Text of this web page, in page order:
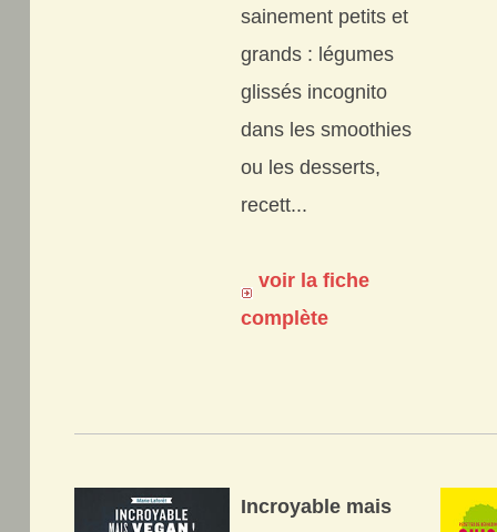
sainement petits et
grands : légumes
glissés incognito
dans les smoothies
ou les desserts,
recett...
voir la fiche
complète
Incroyable mais